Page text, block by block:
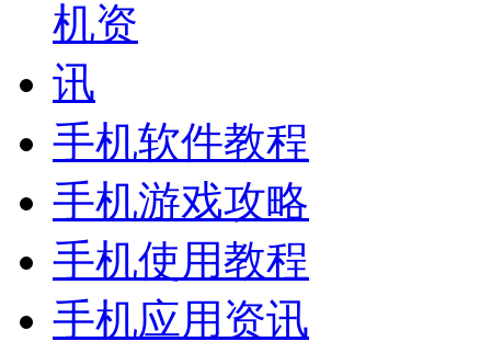
手机软件教程
手机游戏攻略
手机使用教程
手机应用资讯